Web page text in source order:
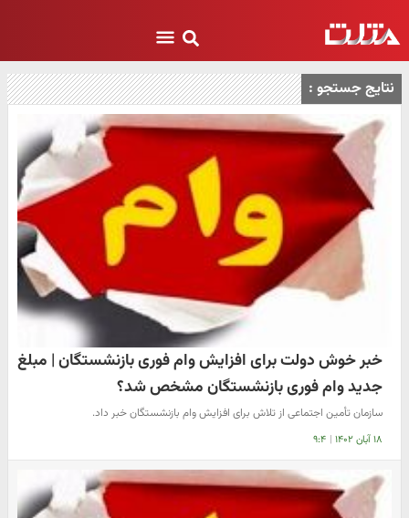
نتایج جستجو :
خبر خوش دولت برای افزایش وام فوری بازنشستگان | مبلغ
جدید وام فوری بازنشستگان مشخص شد؟
سازمان تأمین اجتماعی از تلاش برای افزایش وام بازنشستگان خبر داد.
۱۸ آبان ۱۴۰۲ | ۹:۴